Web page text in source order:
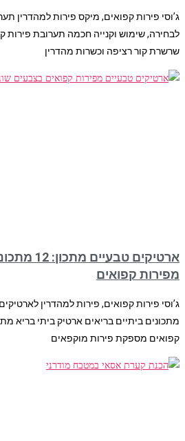
ג’וסי פירות קפואים, מיקס פירות למהדרין
שרשרת קור רציפה וכשרות מהדרין
ארטיקים
מפירות קפואים
מתכונים ביתיים בריאים ארטיק ביתי בריא
קפואים מספקת פירות מוקפאים